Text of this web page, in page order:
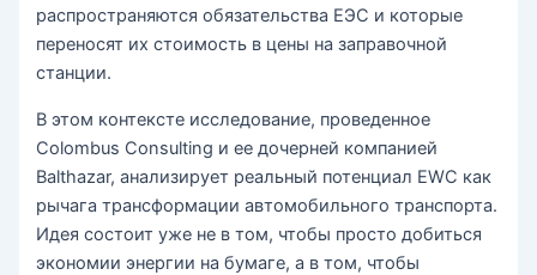
распространяются обязательства ЕЭС и которые
переносят их стоимость в цены на заправочной
станции.
В этом контексте исследование, проведенное
Colombus Consulting и ее дочерней компанией
Balthazar, анализирует реальный потенциал EWC как
рычага трансформации автомобильного транспорта.
Идея состоит уже не в том, чтобы просто добиться
экономии энергии на бумаге, а в том, чтобы